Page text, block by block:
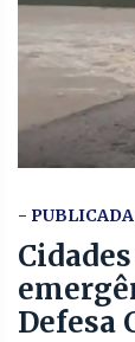
-
Defesa